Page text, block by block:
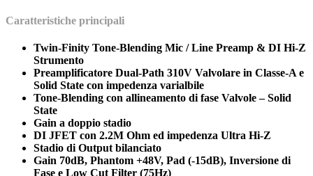
Caratteristiche principali
Twin-Finity Tone-Blending Mic / Line Preamp & DI Hi-Z
Strumento
Preamplificatore Dual-Path 310V Valvolare in Classe-A e
Solid State con impedenza varialbile
Tone-Blending con allineamento di fase Valvole – Solid
State
Gain a doppio stadio
DI JFET con 2.2M Ohm ed impedenza Ultra Hi-Z
Stadio di Output bilanciato
Gain 70dB, Phantom +48V, Pad (-15dB), Inversione di
Fase e Low Cut Filter (75Hz)